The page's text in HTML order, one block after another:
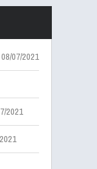
08/07/2021
2021